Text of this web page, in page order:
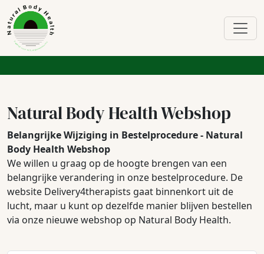
Natural Body Health Webshop
Belangrijke Wijziging in Bestelprocedure - Natural
Body Health Webshop
We willen u graag op de hoogte brengen van een
belangrijke verandering in onze bestelprocedure. De
website Delivery4therapists gaat binnenkort uit de
lucht, maar u kunt op dezelfde manier blijven bestellen
via onze nieuwe webshop op Natural Body Health.